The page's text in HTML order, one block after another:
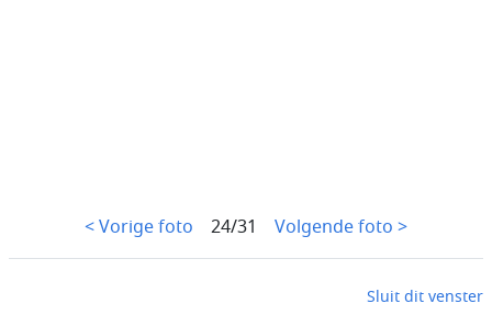
< Vorige foto 24/31 Volgende foto >
Sluit dit venster